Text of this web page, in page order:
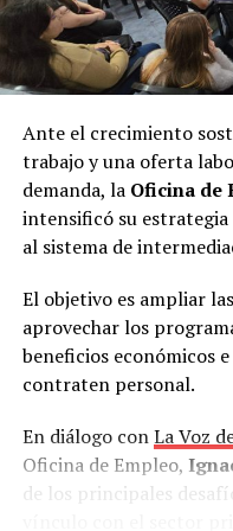
Ante el crecimiento
trabajo y una oferta
demanda, la Oficina de
intensificó su
al sistema de
El objetivo es ampliar
aprovechar los
beneficios económicos
contraten personal.
En diálogo conLa Voz
Oficina de Empleo,
de los principales